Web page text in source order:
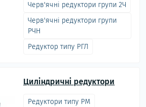
Черв'ячні редуктори групи 2Ч
Черв'ячні редуктори групи
РЧН
Редуктор типу РГЛ
Циліндричні редуктори
Редуктори типу РМ